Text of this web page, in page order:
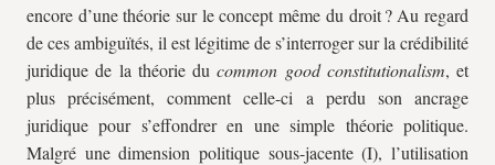
encore d’une théorie sur le concept même du droit ? Au regard
de ces ambiguïtés, il est légitime de s’interroger sur la crédibilité
juridique de la théorie ducommon good constitutionalism, et
plus précisément, comment celle-ci a perdu son ancrage
juridique pour s’effondrer en une simple théorie politique.
Malgré une dimension politique sous-jacente (I), l’utilisation